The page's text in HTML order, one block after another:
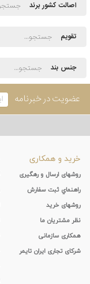
اصالت کشور برند
تقویم
جنس بند
عضویت در خبرنامه
خرید و همکاری
روشهای ارسال و رهگیری
راهنماي ثبت سفارش
روشهای خرید
نظر مشتریان ما
همکاری سازمانی
شرکای تجاری ایران تایمر